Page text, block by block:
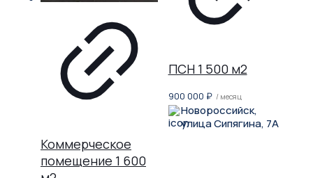
Коммерческое
помещение 1 600
ПСН 1 500 м2
900 000 ₽ / месяц
Новороссийск,
улица Сипягина, 7А